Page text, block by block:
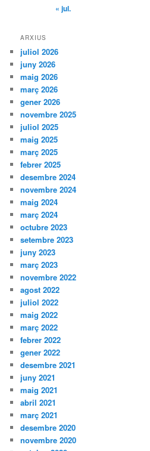
« jul.
ARXIUS
juliol 2026
juny 2026
maig 2026
març 2026
gener 2026
novembre 2025
juliol 2025
maig 2025
març 2025
febrer 2025
desembre 2024
novembre 2024
maig 2024
març 2024
octubre 2023
setembre 2023
juny 2023
març 2023
novembre 2022
agost 2022
juliol 2022
maig 2022
març 2022
febrer 2022
gener 2022
desembre 2021
juny 2021
maig 2021
abril 2021
març 2021
desembre 2020
novembre 2020